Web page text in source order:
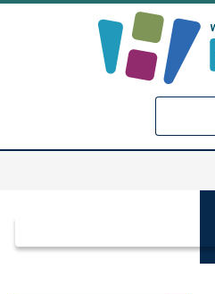
تجاوز إلى المحتوى الرئيسي
Skip to Feedback